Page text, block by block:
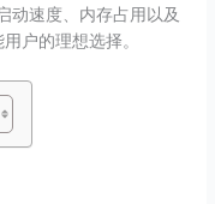
动速度、内存占用以及
户的理想选择。